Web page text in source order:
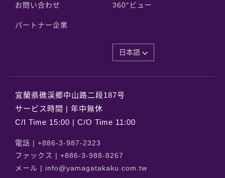
お問い合わせ 360°ビュー
パートナー企業
日本語
宜蘭県礁渓郷中山路二段187号
サービス時間 | 年中無休
C/I Time 15:00 | C/O Time 11:00
電話 | +886-3-987-2323
ファックス | +886-3-988-8267
メール | info@yamagatakaku.com.tw